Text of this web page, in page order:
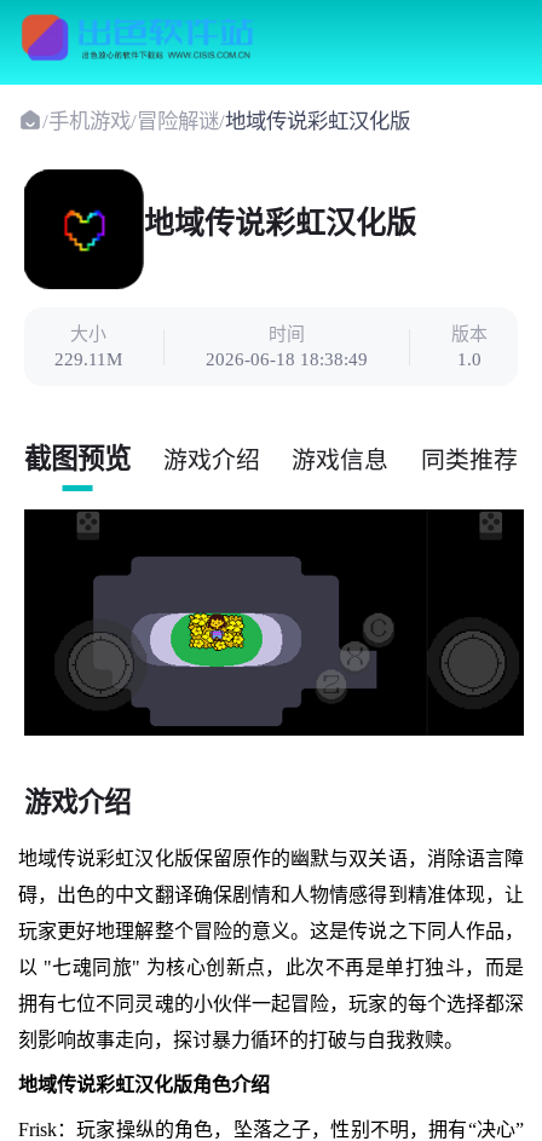
/手机游戏/冒险解谜/地域传说彩虹汉化版
地域传说彩虹汉化版
大小
229.11M
时间
2026-06-18 18:38:49
版本
1.0
截图预览 游戏介绍 游戏信息 同类推荐
游戏介绍
地域传说彩虹汉化版保留原作的幽默与双关语，消除语言障
碍，出色的中文翻译确保剧情和人物情感得到精准体现，让
玩家更好地理解整个冒险的意义。这是传说之下同人作品，
以 "七魂同旅" 为核心创新点，此次不再是单打独斗，而是
拥有七位不同灵魂的小伙伴一起冒险，玩家的每个选择都深
刻影响故事走向，探讨暴力循环的打破与自我救赎。
地域传说彩虹汉化版角色介绍
Frisk：玩家操纵的角色，坠落之子，性别不明，拥有“决心”